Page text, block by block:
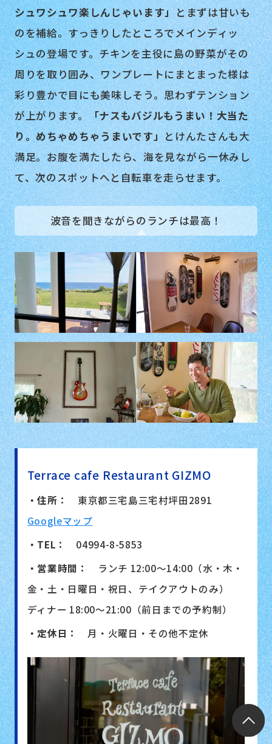
シュワシュワ楽しんじゃいます」とまずは甘いも
のを補給。すっきりしたところでメインディッ
シュの登場です。チキンを主役に島の野菜がその
周りを取り囲み、ワンプレートにまとまった様は
彩り豊かで目にも美味しそう。思わずテンション
が上がります。「ナスもバジルもうまい！大当た
り。めちゃめちゃうまいです」とけんたさんも大
満足。お腹を満たしたら、海を見ながら一休みし
て、次のスポットへと自転車を走らせます。
波音を聞きながらのランチは最高！
Terrace cafe Restaurant GIZMO
・住所：
東京都三宅島三宅村坪田2891
Googleマップ
・TEL：
04994-8-5853
・営業時間：
ランチ 12:00～14:00（水・木・
金・土・日曜日・祝日、テイクアウトのみ）
ディナー 18:00～21:00（前日までの予約制）
・定休日：
月・火曜日・その他不定休